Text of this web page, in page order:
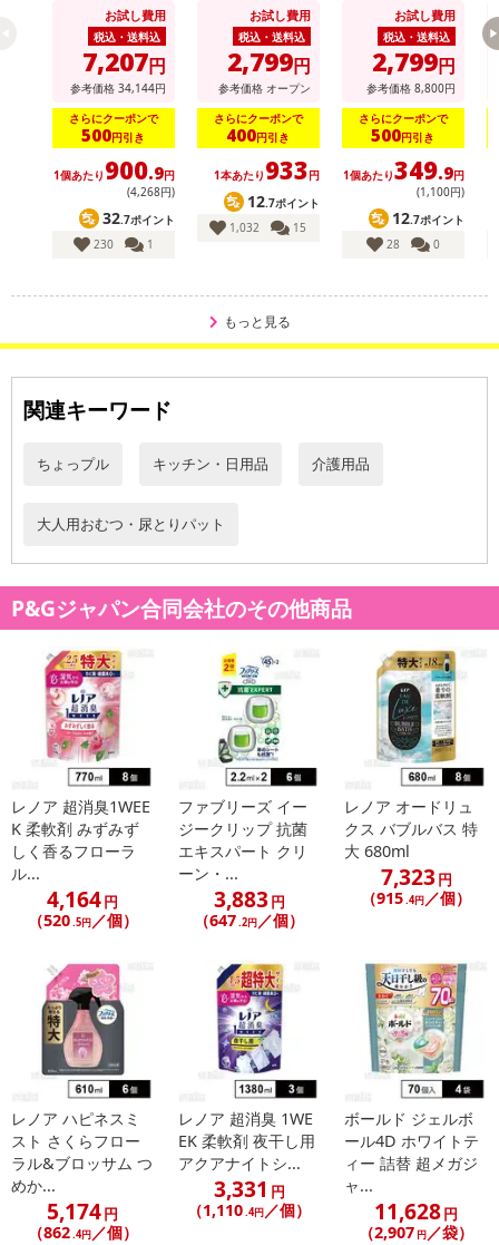
その他共通および商品カテゴリー別注意事項（※必ずご確認くだ
こちらの情報は2026年07月09日 時点での情報となります。
お試し費用
税込・送料込
7,207円
参考価格 34,144円
さらにクーポンで
500円引き
1個あたり 900.9円
(4,268円)
32.7ポイント
230
1
【アロマに】【バス
タイムに】【花粉対
お試し費用
税込・送料込
2,799円
参考価格 オープン
さらにクーポンで
400円引き
1本あたり 933円
12.7ポイント
1,032
15
お試し費用
税込・送料込
2,799円
参考価格 8,800円
さらにクーポンで
500円引き
1個あたり349.9円
(1,100円)
12.7ポイント
28
0
もっと見る
関連キーワード
ちょっプル キッチン・日用品 介護用品
大人用おむつ・尿とりパット
P&Gジャパン合同会社のその他商品
レノア 超消臭1WEE
K 柔軟剤 みずみず
しく香るフローラ
ル...
4,164円
（520.5円／個）
ファブリーズ イー
ジークリップ 抗菌
エキスパート クリ
ーン・...
3,883円
（647.2円 ／個）
レノア オードリュ
クス バブルバス 特
大 680ml
7,323円
（915.4円 ／個）
レノア ハピネスミ
スト さくらフロー
ラル&ブロッサム つ
めか...
5,174円
（862.4円／個）
レノア 超消臭 1WE
EK 柔軟剤 夜干し用
アクアナイトシ...
3,331 円
（1,110.4円／個）
ボールド ジェルボ
ール4D ホワイトテ
ィー 詰替 超メガジ
ャ...
11,628円
（2,907 円／袋）